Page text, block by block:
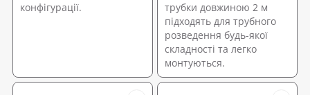
конфігурації.
трубки довжиною 2 м
підходять для трубного
розведення будь-якої
складності та легко
монтуються.